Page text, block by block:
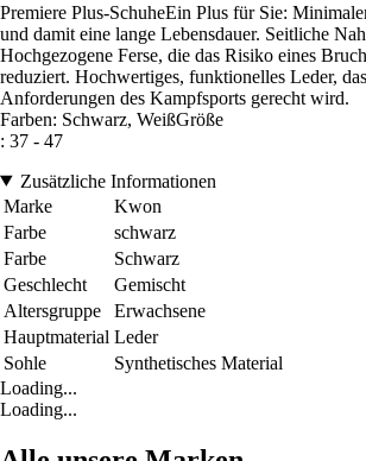
Premiere Plus-SchuheEin Plus für Sie:
und damit eine lange Lebensdauer. Seitliche
Hochgezogene Ferse, die das Risiko eines
reduziert. Hochwertiges, funktionelles Leder,
Anforderungen des Kampfsports gerecht wird.
Farben: Schwarz, WeißGröße
: 37 - 47
Zusätzliche Informationen
Marke
Kwon
Farbe
schwarz
Farbe
Schwarz
Geschlecht
Gemischt
Altersgruppe
Erwachsene
Hauptmaterial Leder
Sohle
Synthetisches Material
Loading...
Loading...